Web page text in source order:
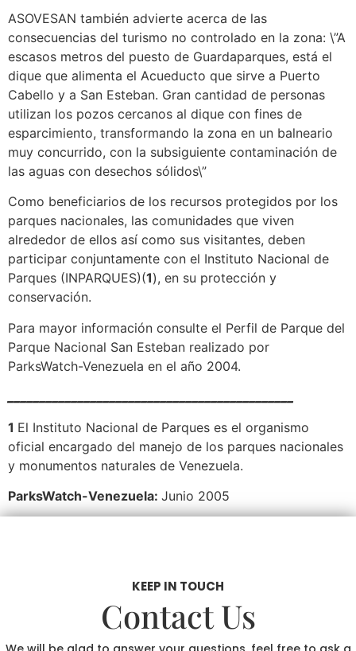
ASOVESAN también advierte acerca de las
consecuencias del turismo no controlado en la zona: \”A
escasos metros del puesto de Guardaparques, está el
dique que alimenta el Acueducto que sirve a Puerto
Cabello y a San Esteban. Gran cantidad de personas
utilizan los pozos cercanos al dique con fines de
esparcimiento, transformando la zona en un balneario
muy concurrido, con la subsiguiente contaminación de
las aguas con desechos sólidos\”
Como beneficiarios de los recursos protegidos por los
parques nacionales, las comunidades que viven
alrededor de ellos así como sus visitantes, deben
participar conjuntamente con el Instituto Nacional de
Parques (INPARQUES)(1), en su protección y
conservación.
Para mayor información consulte el Perfil de Parque del
Parque Nacional San Esteban realizado por
ParksWatch-Venezuela en el año 2004.
1 El Instituto Nacional de Parques es el organismo
oficial encargado del manejo de los parques nacionales
y monumentos naturales de Venezuela.
ParksWatch-Venezuela: Junio 2005
KEEP IN TOUCH
Contact Us